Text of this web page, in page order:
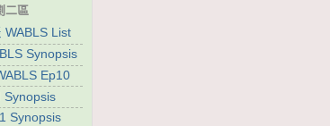
二區
WABLS List
Synopsis
Ep10
Synopsis
Synopsis